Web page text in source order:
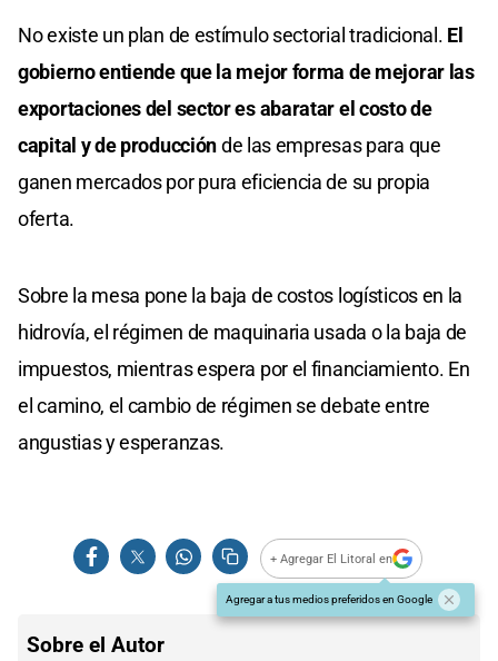
No existe un plan de estímulo sectorial tradicional. El
gobierno entiende que la mejor forma de mejorar las
exportaciones del sector es abaratar el costo de
capital y de producciónde las empresas para que
ganen mercados por pura eficiencia de su propia
oferta.
Sobre la mesa pone la baja de costos logísticos en la
hidrovía, el régimen de maquinaria usada o la baja de
impuestos, mientras espera por el financiamiento. En
el camino, el cambio de régimen se debate entre
angustias y esperanzas.
+ Agregar El Litoral en
Agregar a tus medios preferidos en Google
Sobre el Autor